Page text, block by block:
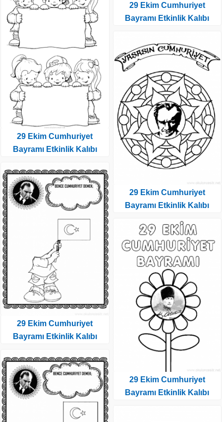
29 Ekim Cumhuriyet
Bayramı Etkinlik Kalıbı
29 Ekim Cumhuriyet
Bayramı Etkinlik Kalıbı
29 Ekim Cumhuriyet
Bayramı Etkinlik Kalıbı
29 Ekim Cumhuriyet
Bayramı Etkinlik Kalıbı
29 Ekim Cumhuriyet
Bayramı Etkinlik Kalıbı